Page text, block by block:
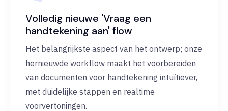
Volledig nieuwe 'Vraag een
handtekening aan' flow
Het belangrijkste aspect van het ontwerp; onze
hernieuwde workflow maakt het voorbereiden
van documenten voor handtekening intuïtiever,
met duidelijke stappen en realtime
voorvertoningen.